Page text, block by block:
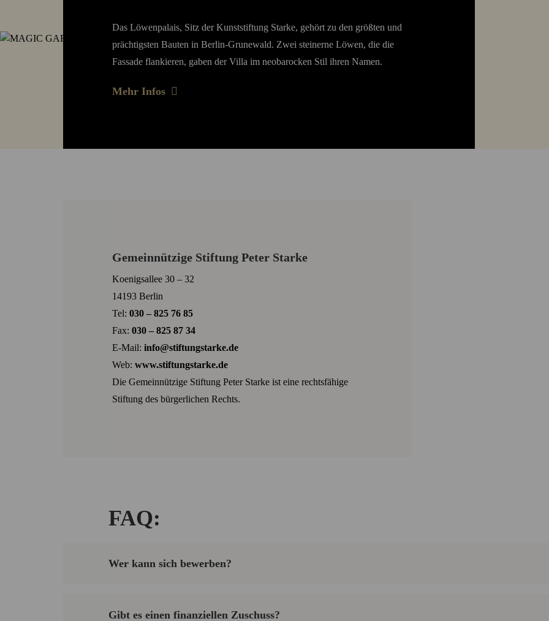
Das Löwenpalais, Sitz der Kunststiftung Starke, gehört zu den größten und
prächtigsten Bauten in Berlin-Grunewald. Zwei steinerne Löwen, die die
Fassade flankieren, gaben der Villa im neobarocken Stil ihren Namen.
Mehr Infos
Gemeinnützige Stiftung Peter Starke
Koenigsallee 30 – 32
14193 Berlin
Tel: 030 – 825 76 85
Fax: 030 – 825 87 34
E-Mail: info@stiftungstarke.de
Web: www.stiftungstarke.de
Die Gemeinnützige Stiftung Peter Starke ist eine rechtsfähige
Stiftung des bürgerlichen Rechts.
FAQ:
Wer kann sich bewerben?
Gibt es einen finanziellen Zuschuss?